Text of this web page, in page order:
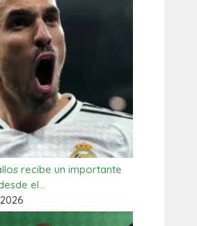
recibe un importante
el…